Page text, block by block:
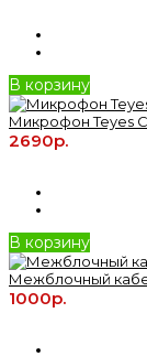
В корзину
Микрофон Teyes
2690р.
В корзину
Межблочный
1000р.